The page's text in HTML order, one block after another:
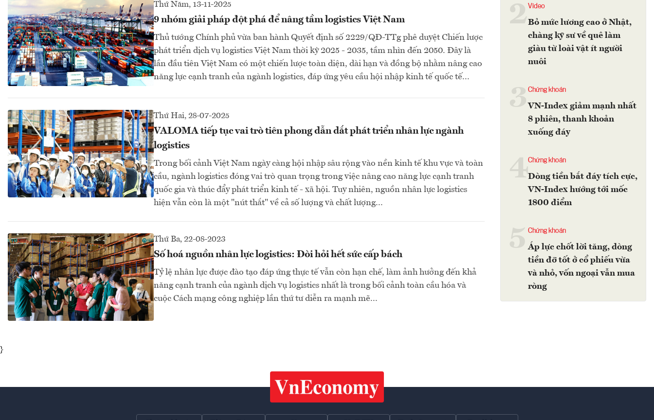
Thứ Năm, 13-11-2025
9 nhóm giải pháp đột phá để nâng tầm logistics Việt Nam
Thủ tướng Chính phủ vừa ban hành Quyết định số 2229/QĐ-TTg phê duyệt Chiến lược
phát triển dịch vụ logistics Việt Nam thời kỳ 2025 - 2035, tầm nhìn đến 2050. Đây là
lần đầu tiên Việt Nam có một chiến lược toàn diện, dài hạn và đồng bộ nhằm nâng cao
năng lực cạnh tranh của ngành logistics, đáp ứng yêu cầu hội nhập kinh tế quốc tế...
Thứ Hai, 28-07-2025
VALOMA tiếp tục vai trò tiên phong dẫn dắt phát triển nhân lực ngành
logistics
Trong bối cảnh Việt Nam ngày càng hội nhập sâu rộng vào nền kinh tế khu vực và toàn
cầu, ngành logistics đóng vai trò quan trọng trong việc nâng cao năng lực cạnh tranh
quốc gia và thúc đẩy phát triển kinh tế - xã hội. Tuy nhiên, nguồn nhân lực logistics
hiện vẫn còn là một "nút thắt" về cả số lượng và chất lượng...
Thứ Ba, 22-08-2023
Số hoá nguồn nhân lực logistics: Đòi hỏi hết sức cấp bách
Tỷ lệ nhân lực được đào tạo đáp ứng thực tế vẫn còn hạn chế, làm ảnh hưởng đến khả
năng cạnh tranh của ngành dịch vụ logistics nhất là trong bối cảnh toàn cầu hóa và
cuộc Cách mạng công nghiệp lần thứ tư diễn ra mạnh mẽ...
2Video
Bỏ mức lương cao ở Nhật,
chàng kỹ sư về quê làm
giàu từ loài vật ít người
nuôi
Chứng khoán
VN-Index giảm mạnh nhất
8 phiên, thanh khoản
xuống đáy
4Chứng khoán
Dòng tiền bắt đáy tích cực,
VN-Index hướng tới mốc
1800 điểm
Chứng khoán
Áp lực chốt lời tăng, dòng
tiền đỡ tốt ở cổ phiếu vừa
và nhỏ, vốn ngoại vẫn mua
ròng
}